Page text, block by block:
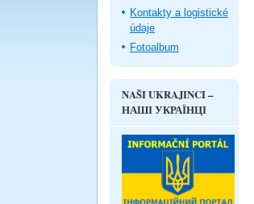
Kontakty a logistické
údaje
Fotoalbum
NAŠI UKRAJINCI –
НАШІ УКРАЇНЦІ